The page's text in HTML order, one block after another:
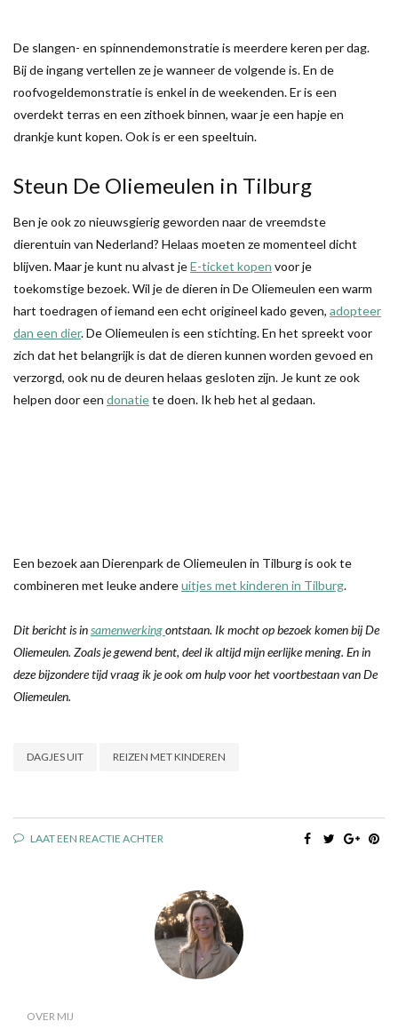
De slangen- en spinnendemonstratie is meerdere keren per dag.
Bij de ingang vertellen ze je wanneer de volgende is. En de
roofvogeldemonstratie is enkel in de weekenden. Er is een
overdekt terras en een zithoek binnen, waar je een hapje en
drankje kunt kopen. Ook is er een speeltuin.
Steun De Oliemeulen in Tilburg
Ben je ook zo nieuwsgierig geworden naar de vreemdste
dierentuin van Nederland? Helaas moeten ze momenteel dicht
blijven. Maar je kunt nu alvast jeE-ticket kopen voor je
toekomstige bezoek. Wil je de dieren in De Oliemeulen een warm
hart toedragen of iemand een echt origineel kado geven, adopteer
dan een dier. De Oliemeulen is een stichting. En het spreekt voor
zich dat het belangrijk is dat de dieren kunnen worden gevoed en
verzorgd, ook nu de deuren helaas gesloten zijn. Je kunt ze ook
helpen door een donatiete doen. Ik heb het al gedaan.
Een bezoek aan Dierenpark de Oliemeulen in Tilburg is ook te
combineren met leuke andereuitjes met kinderen in Tilburg.
Dit bericht is insamenwerkingontstaan. Ik mocht op bezoek komen bij De
Oliemeulen. Zoals je gewend bent, deel ik altijd mijn eerlijke mening. En in
deze bijzondere tijd vraag ik je ook om hulp voor het voortbestaan van De
Oliemeulen.
DAGJES UIT REIZEN MET KINDEREN
LAAT EEN REACTIE ACHTER
OVER MIJ